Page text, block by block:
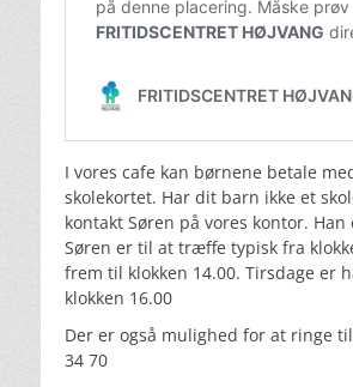
I vores cafe kan børnene betale
skolekortet. Har dit barn ikke et
kontakt Søren på vores kontor.
Søren er til at træffe typisk fra
frem til klokken 14.00. Tirsdage er
klokken 16.00
Der er også mulighed for at ringe
34 70